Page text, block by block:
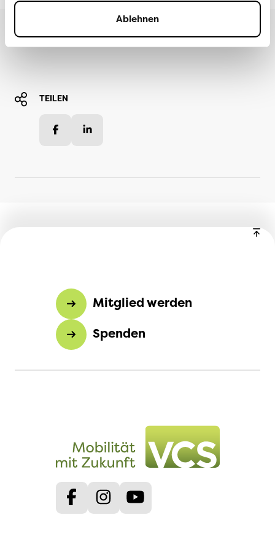
Ablehnen
Weitere Informationen
TEILEN
Facebook
Mitglied werden
Spenden
FacebookInstagram